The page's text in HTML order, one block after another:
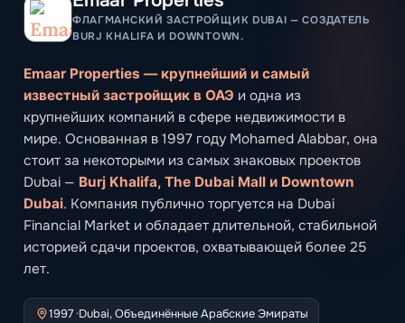
ФЛАГМАНСКИЙ ЗАСТРОЙЩИК DUBAI — СОЗДАТЕЛЬ
BURJ KHALIFA И DOWNTOWN.
Emaar Properties — крупнейший и самый
известный застройщик в ОАЭ и одна из
крупнейших компаний в сфере недвижимости в
мире. Основанная в 1997 году Mohamed Alabbar, она
стоит за некоторыми из самых знаковых проектов
Dubai — Burj Khalifa, The Dubai Mall и Downtown
Dubai. Компания публично торгуется на Dubai
Financial Market и обладает длительной, стабильной
историей сдачи проектов, охватывающей более 25
лет.
1997 ·Dubai, Объединённые Арабские Эмираты